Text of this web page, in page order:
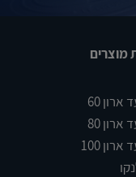
מוצרים
60
80
100